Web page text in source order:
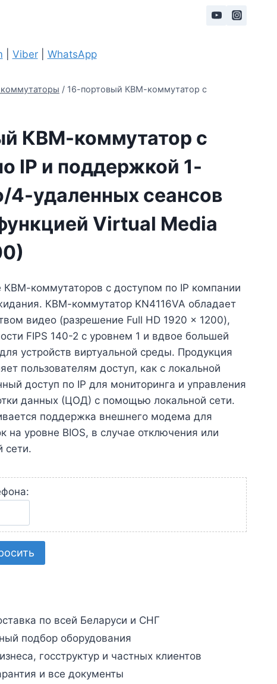
Viber| WhatsApp
/ 16-портовый КВМ-коммутатор с
КВМ-коммутатор с
IP и поддержкой 1-
4-удаленных сеансов
Virtual Media
КВМ-коммутаторов с доступом по IP компании
КВМ-коммутатор KN4116VA обладает
видео (разрешение Full HD 1920 x 1200),
FIPS 140-2 с уровнем 1 и вдвое большей
устройств виртуальной среды. Продукция
пользователям доступ, как с локальной
доступ по IP для мониторинга и управления
данных (ЦОД) с помощью локальной сети.
поддержка внешнего модема для
на уровне BIOS, в случае отключения или
сети.
по всей Беларуси и СНГ
подбор оборудования
госструктур и частных клиентов
и все документы